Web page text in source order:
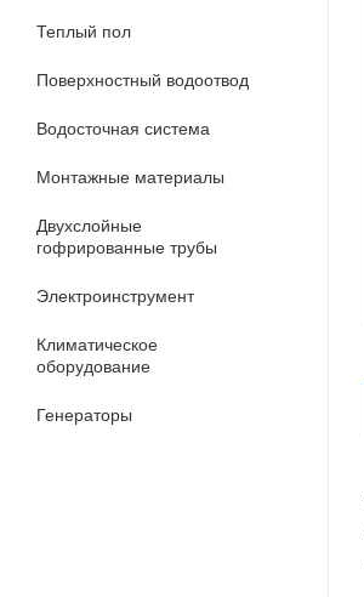
Теплый пол
Поверхностный водоотвод
Водосточная система
Монтажные материалы
Двухслойные
гофрированные трубы
Электроинструмент
Климатическое
оборудование
Генераторы